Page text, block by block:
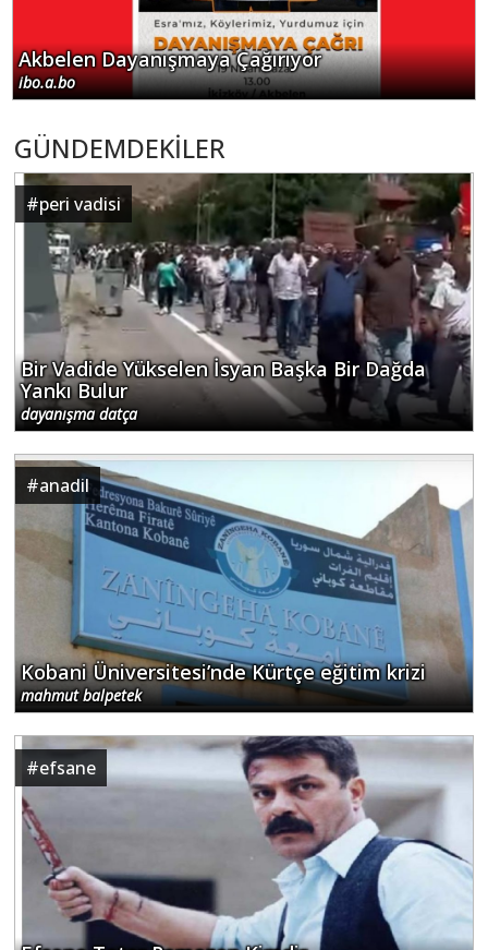
Akbelen Dayanışmaya Çağırıyor
ibo.a.bo
GÜNDEMDEKİLER
#peri vadisi
Bir Vadide Yükselen İsyan Başka Bir Dağda
Yankı Bulur
dayanışma datça
#anadil
Kobani Üniversitesi’nde Kürtçe eğitim krizi
mahmut balpetek
#efsane